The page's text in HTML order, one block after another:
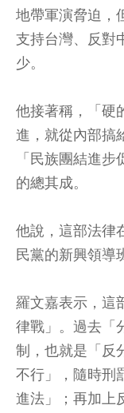
地帶軍演脅迫，
支持台灣、反對
少。
他接著稱，「硬
進，就從內部搞
「民族團結進
的總其成。
他說，這部法律
民黨的新興領導
羅文嘉表示，這
律戰」。過去「
制，也就是「反
不行」，隨時刑
進法」；再加上